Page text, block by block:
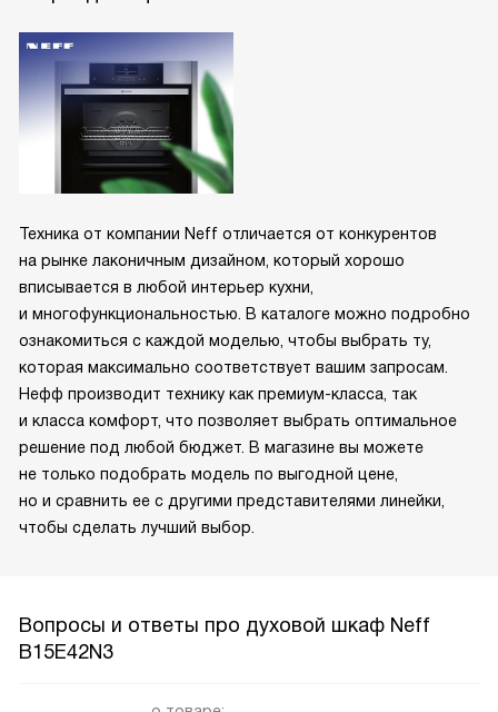
Техника от компании Neff отличается от конкурентов
на рынке лаконичным дизайном, который хорошо
вписывается в любой интерьер кухни,
и многофункциональностью. В каталоге можно подробно
ознакомиться с каждой моделью, чтобы выбрать ту,
которая максимально соответствует вашим запросам.
Нефф производит технику как премиум-класса, так
и класса комфорт, что позволяет выбрать оптимальное
решение под любой бюджет. В магазине вы можете
не только подобрать модель по выгодной цене,
но и сравнить ее с другими представителями линейки,
чтобы сделать лучший выбор.
Вопросы и ответы про духовой шкаф Neff
B15E42N3